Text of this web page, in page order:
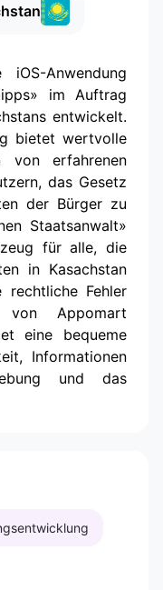
Anwendung
im Auftrag
entwickelt.
bietet wertvolle
von erfahrenen
das Gesetz
der Bürger zu
Staatsanwalt»
für alle, die
in Kasachstan
Fehler
von Appomart
eine bequeme
Informationen
und das